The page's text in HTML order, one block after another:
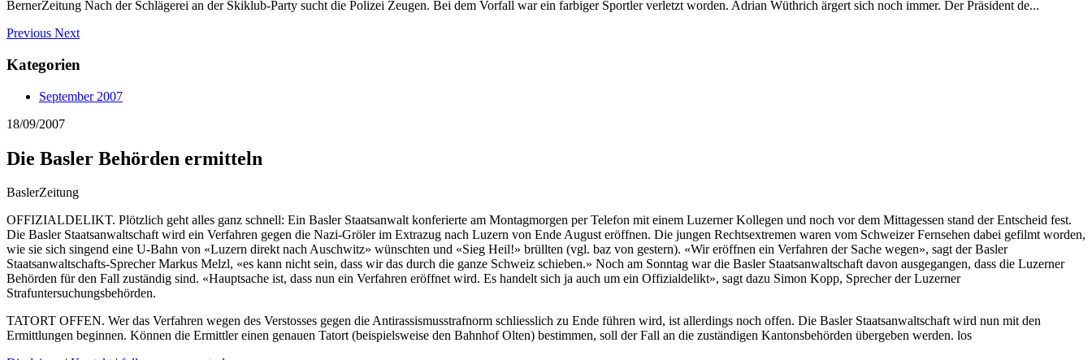
BernerZeitung Nach der Schlägerei an der Skiklub-Party sucht die Polizei Zeugen. Bei dem Vorfall war ein farbiger Sportler verletzt worden. Adrian Wüthrich ärgert sich noch immer. Der Präsident de...
Previous Next
Kategorien
September 2007
18/09/2007
Die Basler Behörden ermitteln
BaslerZeitung
OFFIZIALDELIKT. Plötzlich geht alles ganz schnell: Ein Basler Staatsanwalt konferierte am Montagmorgen per Telefon mit einem Luzerner Kollegen und noch vor dem Mittagessen stand der Entscheid fest.
Die Basler Staatsanwaltschaft wird ein Verfahren gegen die Nazi-Grölerim Extrazug nach Luzern von Ende August eröffnen. Die jungen Rechtsextremen waren vom Schweizer Fernsehen dabei gefilmt worden,
wie sie sich singend eine U-Bahn von «Luzern direkt nach Auschwitz» wünschten und «Sieg Heil!» brüllten (vgl. baz von gestern). «Wir eröffnen ein Verfahren der Sache wegen», sagt der Basler
Staatsanwaltschafts-Sprecher Markus Melzl, «es kann nicht sein, dass wir das durch die ganze Schweiz schieben.» Noch am Sonntag war die Basler Staatsanwaltschaft davon ausgegangen, dass die Luzerner
Behörden für den Fall zuständig sind. «Hauptsache ist, dass nun ein Verfahren eröffnet wird. Es handelt sich ja auch um ein Offizialdelikt», sagt dazu Simon Kopp, Sprecher der Luzerner
Strafuntersuchungsbehörden.
TATORT OFFEN. Wer das Verfahren wegen des Verstosses gegen die Antirassismusstrafnorm schliesslich zu Ende führen wird, ist allerdings noch offen. Die Basler Staatsanwaltschaft wird nun mit den
Ermittlungen beginnen. Können die Ermittler einen genauen Tatort (beispielsweise den Bahnhof Olten) bestimmen, soll der Fall an die zuständigen Kantonsbehörden übergeben werden. los